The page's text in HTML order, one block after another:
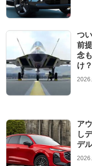
つ
前
念
け？
ア
し
デル